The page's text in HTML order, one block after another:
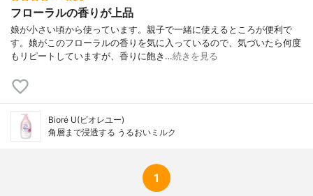
フローラルの香りが上品
娘が小さい頃から使っています。親子で一緒に使えるところが便利で
す。娘がこのフローラルの香りを気に入っているので、気づいたら何度
もリピートしていますが、香りに飽き…続きを見る
Bioré U(ビオレユー)
角層まで浸透する うるおいミルク
1